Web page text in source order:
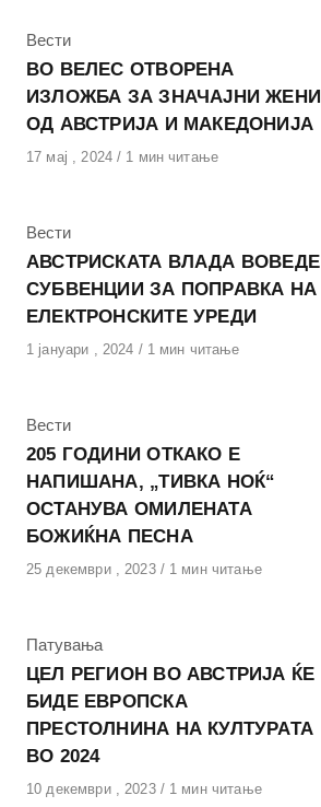
КАтегорија
Вести
ВО ВЕЛЕС ОТВОРЕНА
ИЗЛОЖБА ЗА ЗНАЧАЈНИ ЖЕНИ
ОД АВСТРИЈА И МАКЕДОНИЈА
Објавено
17 мај , 2024 1 мин читање
КАтегорија
Вести
АВСТРИСКАТА ВЛАДА ВОВЕДЕ
СУБВЕНЦИИ ЗА ПОПРАВКА НА
ЕЛЕКТРОНСКИТЕ УРЕДИ
Објавено
1 јануари , 2024 1 мин читање
КАтегорија
Вести
205 ГОДИНИ ОТКАКО Е
НАПИШАНА, „ТИВКА НОЌ“
ОСТАНУВА ОМИЛЕНАТА
БОЖИЌНА ПЕСНА
Објавено
25 декември , 2023 1 мин читање
КАтегорија
Патувања
ЦЕЛ РЕГИОН ВО АВСТРИЈА ЌЕ
БИДЕ ЕВРОПСКА
ПРЕСТОЛНИНА НА КУЛТУРАТА
ВО 2024
Објавено
10 декември , 2023 1 мин читање